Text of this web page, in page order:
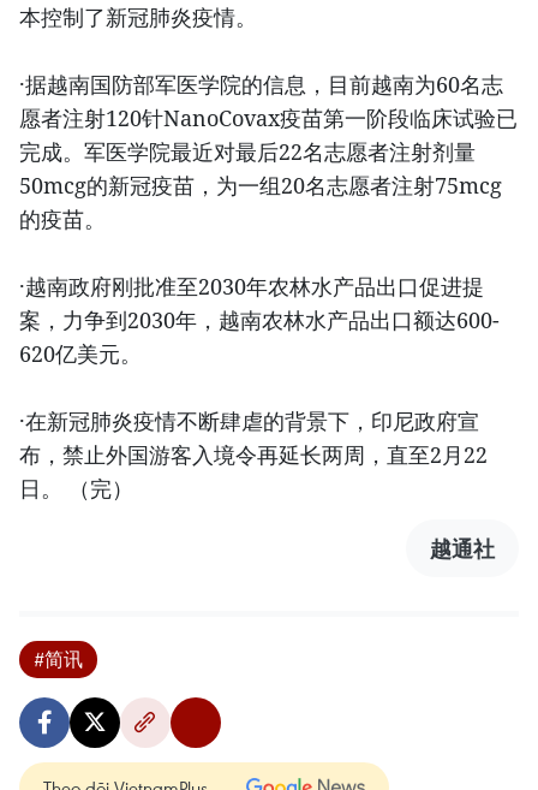
本控制了新冠肺炎疫情。
·据越南国防部军医学院的信息，目前越南为60名志
愿者注射120针NanoCovax疫苗第一阶段临床试验已
完成。军医学院最近对最后22名志愿者注射剂量
50mcg的新冠疫苗，为一组20名志愿者注射75mcg
的疫苗。
·越南政府刚批准至2030年农林水产品出口促进提
案，力争到2030年，越南农林水产品出口额达600-
620亿美元。
·在新冠肺炎疫情不断肆虐的背景下，印尼政府宣
布，禁止外国游客入境令再延长两周，直至2月22
日。 （完）
越通社
#简讯